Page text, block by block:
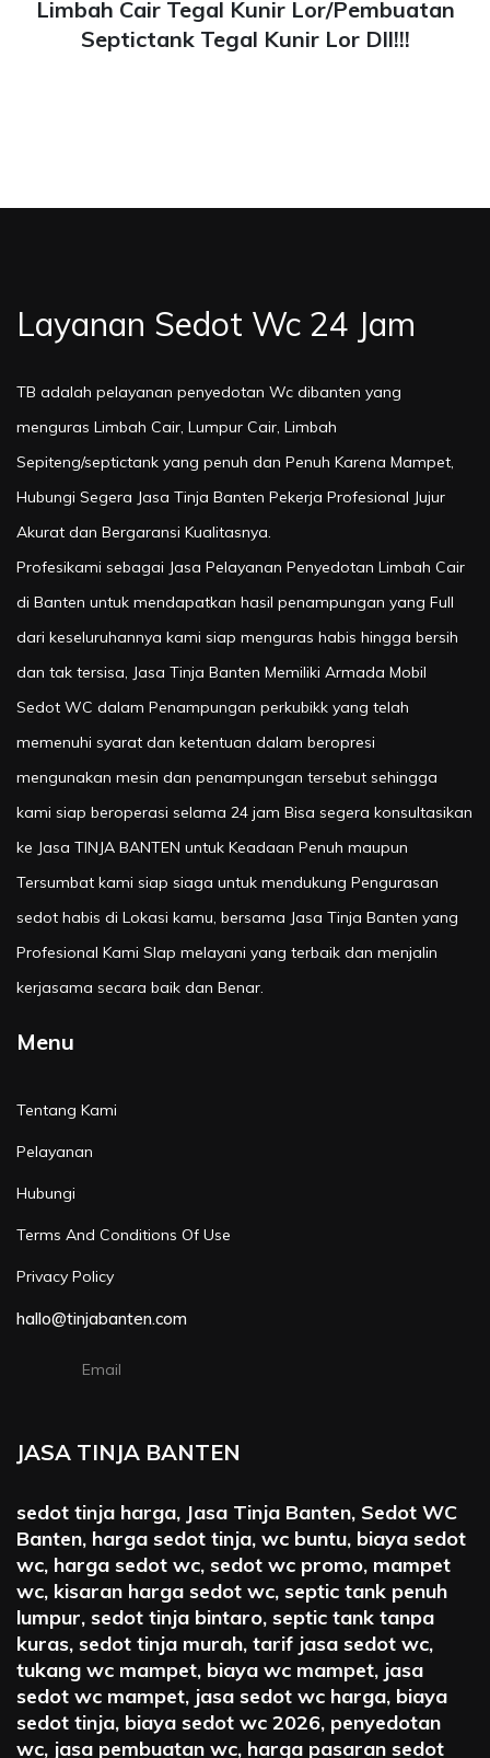
Limbah Cair Tegal Kunir Lor/Pembuatan
Septictank Tegal Kunir Lor Dll!!!
Layanan Sedot Wc 24 Jam
TB adalah pelayanan penyedotan Wc dibanten yang
menguras Limbah Cair, Lumpur Cair, Limbah
Sepiteng/septictank yang penuh dan Penuh Karena Mampet,
Hubungi Segera Jasa Tinja Banten Pekerja Profesional Jujur
Akurat dan Bergaransi Kualitasnya.
Profesikami sebagai Jasa Pelayanan Penyedotan Limbah Cair
di Banten untuk mendapatkan hasil penampungan yang Full
dari keseluruhannya kami siap menguras habis hingga bersih
dan tak tersisa, Jasa Tinja Banten Memiliki Armada Mobil
Sedot WC dalam Penampungan perkubikk yang telah
memenuhi syarat dan ketentuan dalam beropresi
mengunakan mesin dan penampungan tersebut sehingga
kami siap beroperasi selama 24 jam Bisa segera konsultasikan
ke Jasa TINJA BANTEN untuk Keadaan Penuh maupun
Tersumbat kami siap siaga untuk mendukung Pengurasan
sedot habis di Lokasi kamu, bersama Jasa Tinja Banten yang
Profesional Kami SIap melayani yang terbaik dan menjalin
kerjasama secara baik dan Benar.
Menu
Tentang Kami
Pelayanan
Hubungi
Terms And Conditions Of Use
Privacy Policy
hallo@tinjabanten.com
Email
JASA TINJA BANTEN
sedot tinja harga, Jasa Tinja Banten, Sedot WC
Banten, harga sedot tinja, wc buntu, biaya sedot
wc, harga sedot wc, sedot wc promo, mampet
wc, kisaran harga sedot wc, septic tank penuh
lumpur, sedot tinja bintaro, septic tank tanpa
kuras, sedot tinja murah, tarif jasa sedot wc,
tukang wc mampet, biaya wc mampet, jasa
sedot wc mampet, jasa sedot wc harga, biaya
sedot tinja, biaya sedot wc 2026, penyedotan
wc, jasa pembuatan wc, harga pasaran sedot